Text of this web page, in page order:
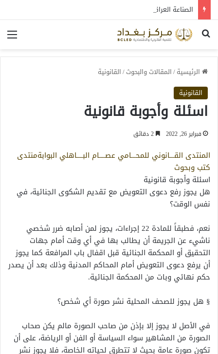
بحث عن
الرئيسية/المقالات والبحوث/القانونية
القانونية
اسئلة وأجوبة قانونية
فبراير 26, 2022
المنتدى القـــانوني للمحـــامي عصــــام البــــاهلي البوابةمنتدى
كتب وبحوث
اسئلة وأجوبة قانونية
هل يجوز رفع دعوى التعويض مع تقديم الشكوى الجنائية، في
نفس الوقت؟
نعم، فطبقاً للمادة 22 إجراءات، يجوز لمن أصابه ضرر شخصي
ناشيء عن الجريمة أن يطالب بها في أي وقت أمام جهات
التحقيق أو المحكمة الجنائية قبل اقفال باب المرافعة كما يجوز
أن يرفع دعوى التعويض أمام المحاكم المدنية وذلك بعد أن يصدر
حكم نهائي وبات من المحكمة الجنائية.
§ هل يجوز للصحف المحلية نشر صورة أي شخص؟
في الأصل لا يجوز إلا بإذن من صاحب الصورة مالم يكن صحاب
الصورة من المشاهير سواء السياسة أو الفن أو الرياضة، على أن
تكون صورة عامة بحيث لا تتطرق لحياته الخاصة، فلا يجوز نشر